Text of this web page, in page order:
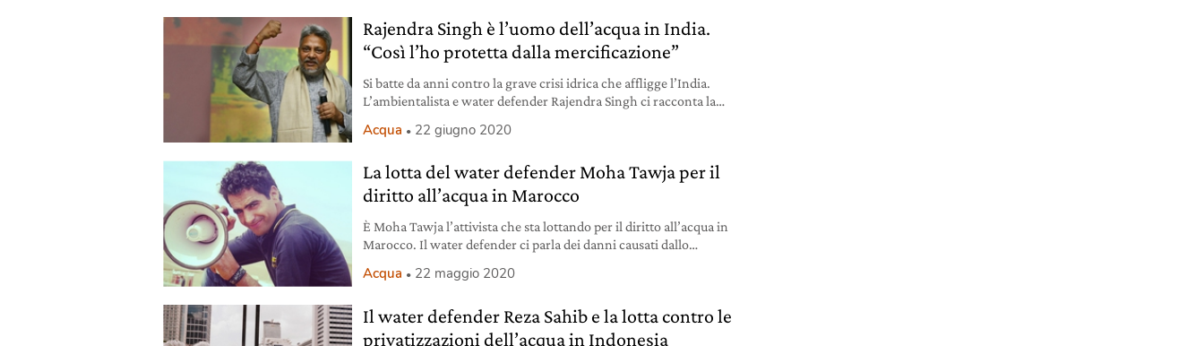
Rajendra Singh è l’uomo dell’acqua in India.
“Così l’ho protetta dalla mercificazione”
Si batte da anni contro la grave crisi idrica che affligge l’India.
L’ambientalista e water defender Rajendra Singh ci racconta la
Acqua 22 giugno 2020
La lotta del water defender Moha Tawja per il
diritto all’acqua in Marocco
È Moha Tawja l’attivista che sta lottando per il diritto all’acqua in
Marocco. Il water defender ci parla dei danni causati dallo
Acqua 22 maggio 2020
Il water defender Reza Sahib e la lotta contro le
privatizzazioni dell’acqua in Indonesia